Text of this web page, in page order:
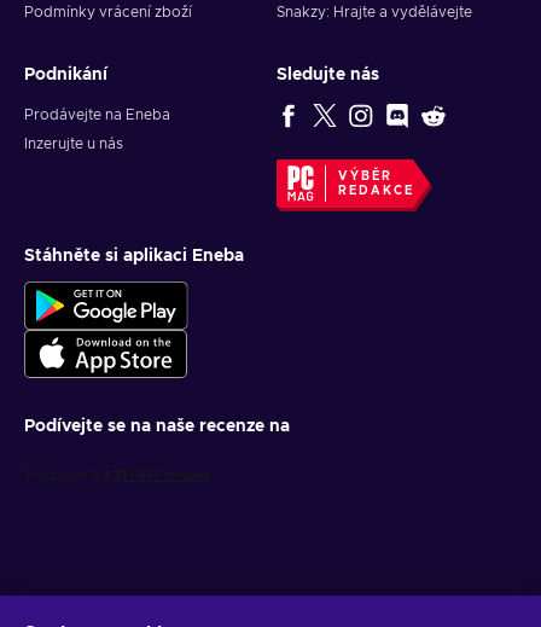
Podmínky vrácení zboží
Snakzy: Hrajte a vydělávejte
Podnikání
Prodávejte na Eneba
Inzerujte u nás
Sledujte nás
VÝBĚR
REDAKCE
Stáhněte si aplikaci Eneba
Podívejte se na naše recenze na